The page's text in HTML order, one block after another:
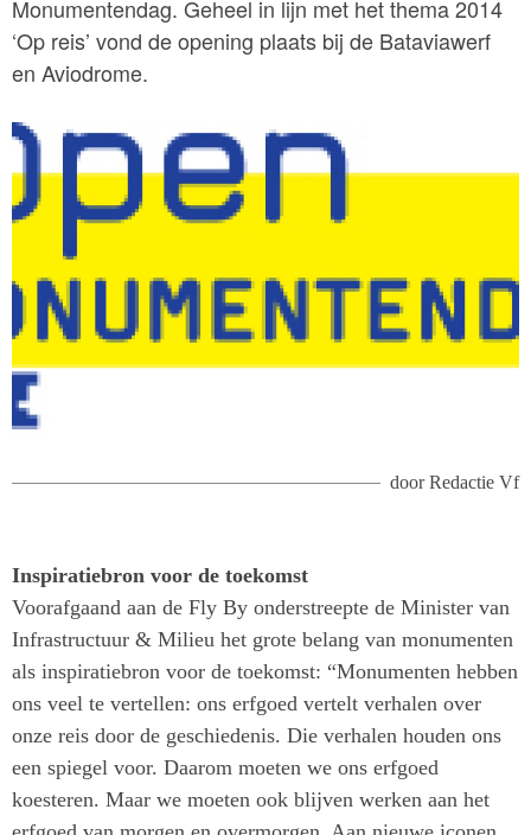
Monumentendag. Geheel in lijn met het thema 2014
‘Op reis’ vond de opening plaats bij de Bataviawerf
en Aviodrome.
doorRedactie Vf
Inspiratiebron voor de toekomst
Voorafgaand aan de Fly By onderstreepte de Minister van
Infrastructuur & Milieu het grote belang van monumenten
als inspiratiebron voor de toekomst: “Monumenten hebben
ons veel te vertellen: ons erfgoed vertelt verhalen over
onze reis door de geschiedenis. Die verhalen houden ons
een spiegel voor. Daarom moeten we ons erfgoed
koesteren. Maar we moeten ook blijven werken aan het